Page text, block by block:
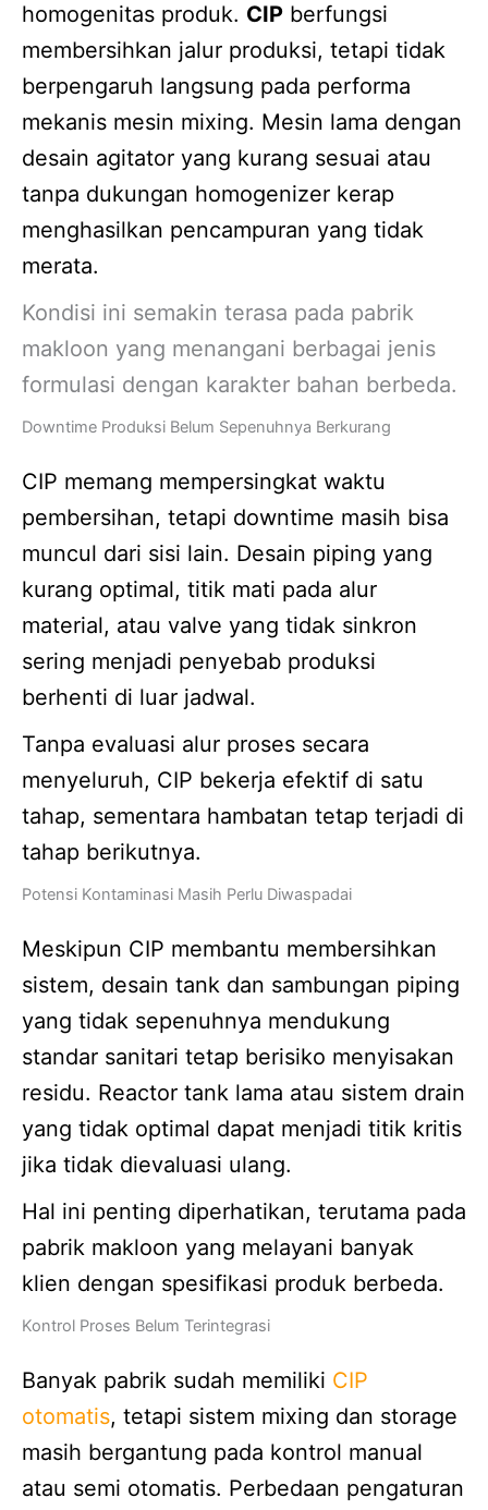
homogenitas produk. CIP berfungsi
membersihkan jalur produksi, tetapi tidak
berpengaruh langsung pada performa
mekanis mesin mixing. Mesin lama dengan
desain agitator yang kurang sesuai atau
tanpa dukungan homogenizer kerap
menghasilkan pencampuran yang tidak
merata.
Kondisi ini semakin terasa pada pabrik
makloon yang menangani berbagai jenis
formulasi dengan karakter bahan berbeda.
Downtime Produksi Belum Sepenuhnya Berkurang
CIP memang mempersingkat waktu
pembersihan, tetapi downtime masih bisa
muncul dari sisi lain. Desain piping yang
kurang optimal, titik mati pada alur
material, atau valve yang tidak sinkron
sering menjadi penyebab produksi
berhenti di luar jadwal.
Tanpa evaluasi alur proses secara
menyeluruh, CIP bekerja efektif di satu
tahap, sementara hambatan tetap terjadi di
tahap berikutnya.
Potensi Kontaminasi Masih Perlu Diwaspadai
Meskipun CIP membantu membersihkan
sistem, desain tank dan sambungan piping
yang tidak sepenuhnya mendukung
standar sanitari tetap berisiko menyisakan
residu. Reactor tank lama atau sistem drain
yang tidak optimal dapat menjadi titik kritis
jika tidak dievaluasi ulang.
Hal ini penting diperhatikan, terutama pada
pabrik makloon yang melayani banyak
klien dengan spesifikasi produk berbeda.
Kontrol Proses Belum Terintegrasi
Banyak pabrik sudah memiliki CIP
otomatis, tetapi sistem mixing dan storage
masih bergantung pada kontrol manual
atau semi otomatis. Perbedaan pengaturan